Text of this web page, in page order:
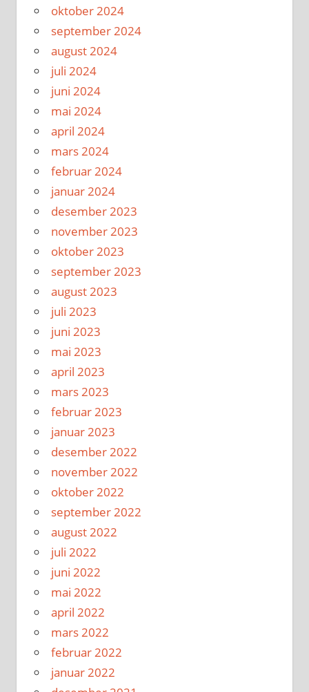
oktober 2024
september 2024
august 2024
juli 2024
juni 2024
mai 2024
april 2024
mars 2024
februar 2024
januar 2024
desember 2023
november 2023
oktober 2023
september 2023
august 2023
juli 2023
juni 2023
mai 2023
april 2023
mars 2023
februar 2023
januar 2023
desember 2022
november 2022
oktober 2022
september 2022
august 2022
juli 2022
juni 2022
mai 2022
april 2022
mars 2022
februar 2022
januar 2022